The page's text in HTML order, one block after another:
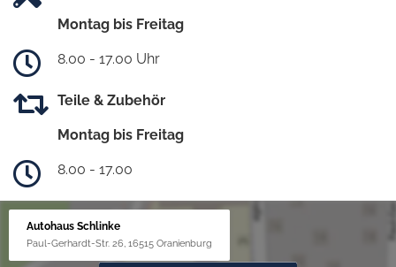
Montag bis Freitag
8.00 - 17.00 Uhr
Teile & Zubehör
Montag bis Freitag
8.00 - 17.00
Autohaus Schlinke
Paul-Gerhardt-Str. 26, 16515 Oranienburg